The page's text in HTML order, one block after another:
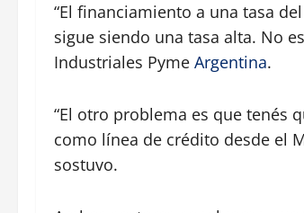
“El financiamiento a una tasa
sigue siendo una tasa alta. No
Industriales Pyme Argentina.
“El otro problema es que tenés
como línea de crédito desde el
sostuvo.